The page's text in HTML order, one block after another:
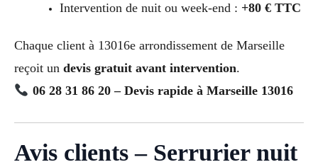
Intervention de nuit ou week-end : +80 € TTC
Chaque client à 13016e arrondissement de Marseille
reçoit un devis gratuit avant intervention.
06 28 31 86 20 – Devis rapide à Marseille 13016
Avis clients – Serrurier nuit